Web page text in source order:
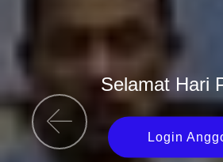
Selamat Hari
Login
Previous